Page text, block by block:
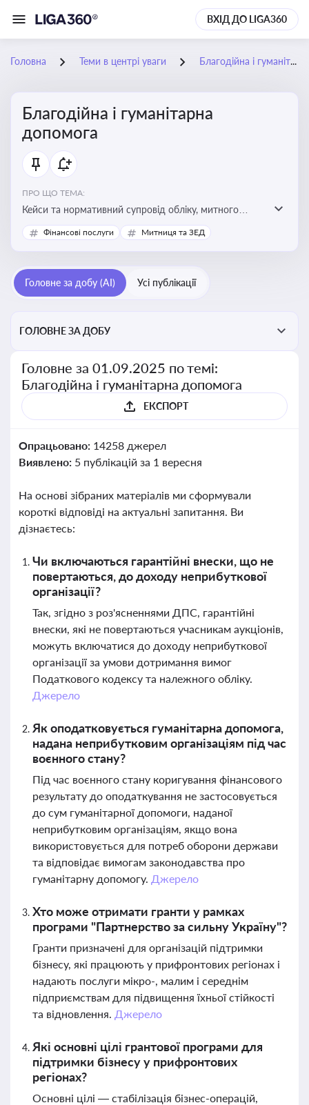
ВХІД ДО LIGA360
Головна Теми в центрі уваги Благодійна і гуманітарна допомога
Благодійна і гуманітарна
допомога
ПРО ЩО ТЕМА:
Кейси та нормативний супровід обліку, митного
оформлення, контролю та утилізації гуманітарної або
благодійної допомоги
Фінансові послуги Митниця та ЗЕД
Головне за добу (AI) Усі публікації
ГОЛОВНЕ ЗА ДОБУ
Головне за 01.09.2025 по темі:
Благодійна і гуманітарна допомога
ЕКСПОРТ
Опрацьовано: 14258 джерел
Виявлено: 5 публікацій за 1 вересня
На основі зібраних матеріалів ми сформували
короткі відповіді на актуальні запитання. Ви
дізнаєтесь:
Чи включаються гарантійні внески, що не
повертаються, до доходу неприбуткової
організації?
Так, згідно з роз'ясненнями ДПС, гарантійні
внески, які не повертаються учасникам аукціонів,
можуть включатися до доходу неприбуткової
організації за умови дотримання вимог
Податкового кодексу та належного обліку.
Джерело
Як оподатковується гуманітарна допомога,
надана неприбутковим організаціям під час
воєнного стану?
Під час воєнного стану коригування фінансового
результату до оподаткування не застосовується
до сум гуманітарної допомоги, наданої
неприбутковим організаціям, якщо вона
використовується для потреб оборони держави
та відповідає вимогам законодавства про
гуманітарну допомогу. Джерело
Хто може отримати гранти у рамках
програми "Партнерство за сильну Україну"?
Гранти призначені для організацій підтримки
бізнесу, які працюють у прифронтових регіонах і
надають послуги мікро-, малим і середнім
підприємствам для підвищення їхньої стійкості
та відновлення. Джерело
Які основні цілі грантової програми для
підтримки бізнесу у прифронтових
регіонах?
Основні цілі — стабілізація бізнес-операцій,